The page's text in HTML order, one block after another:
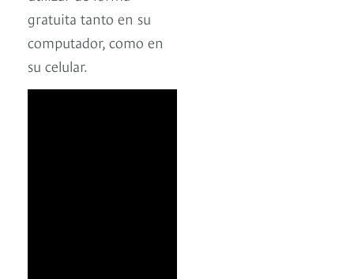
gratuita tanto en su
computador, como en
su celular.